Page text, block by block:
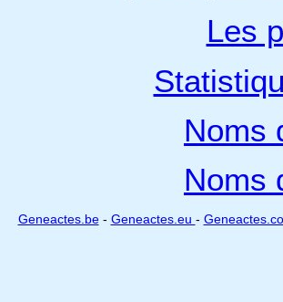
Les
Noms
Noms
Geneactes.be- Geneactes.eu -